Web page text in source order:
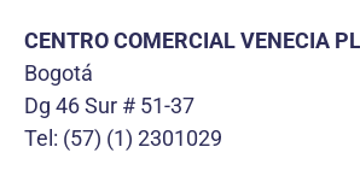
CENTRO COMERCIAL VENECIA
Bogotá
Dg 46 Sur # 51-37
Tel: (57) (1) 2301029